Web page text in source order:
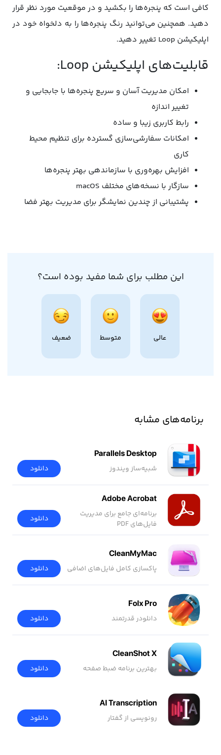
کافی است که پنجره‌ها را بکشید و در موقعیت مورد نظر قرار
دهید. همچنین می‌توانید رنگ پنجره‌ها را به دلخواه خود در
اپلیکیشن Loop تغییر دهید.
قابلیت‌های اپلیکیشن Loop:
امکان مدیریت آسان و سریع پنجره‌ها با جابجایی و
تغییر اندازه
رابط کاربری زیبا و ساده
امکانات سفارشی‌سازی گسترده برای تنظیم محیط
کاری
افزایش بهره‌وری با سازماندهی بهتر پنجره‌ها
سازگار با نسخه‌های مختلف macOS
پشتیبانی از چندین نمایشگر برای مدیریت بهتر فضا
این مطلب برای شما مفید بوده است؟
عالی متوسط ضعیف
برنامه‌های مشابه
Parallels Desktop
شبیه‌ساز ویندوز دانلود
Adobe Acrobat
برنامه‌ای جامع برای مدیریت
فایل‌های PDF
دانلود
CleanMyMac
پاکسازی کامل فایل‌های اضافی دانلود
Folx Pro
دانلودر قدرتمند دانلود
CleanShot X
بهترین برنامه ضبط صفحه دانلود
AI Transcription
رونویسی از گفتار دانلود